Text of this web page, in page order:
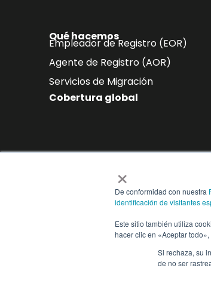
×
De conformidad con nuestra
identificación de visitantes
Este sitio también utiliza
hacer clic en «Aceptar
Si rechaza, su
de no ser
Qué hacemos
Empleador de Registro (EOR)
Agente de Registro (AOR)
Servicios de Migración
Cobertura global
Suscríbase a
Reciba
cumplimiento
Copyright © 2025 People2.0 | Todos los